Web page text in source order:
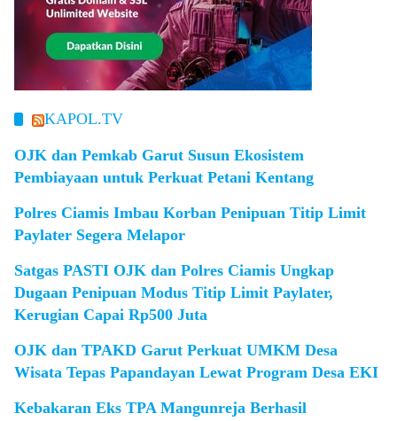
KAPOL.TV
OJK dan Pemkab Garut Susun Ekosistem
Pembiayaan untuk Perkuat Petani Kentang
Polres Ciamis Imbau Korban Penipuan Titip Limit
Paylater Segera Melapor
Satgas PASTI OJK dan Polres Ciamis Ungkap
Dugaan Penipuan Modus Titip Limit Paylater,
Kerugian Capai Rp500 Juta
OJK dan TPAKD Garut Perkuat UMKM Desa
Wisata Tepas Papandayan Lewat Program Desa EKI
Kebakaran Eks TPA Mangunreja Berhasil